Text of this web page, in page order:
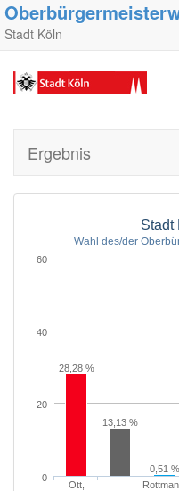
Stadt Köln
Ergebnis
Stadt
Wahl des/der
28,28 %
13,13 %
0,51 %
Ott,
0
20
40
60